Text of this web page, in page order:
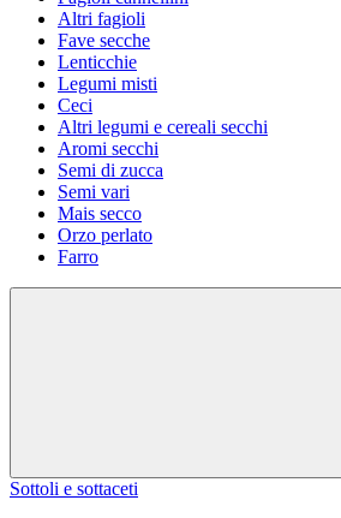
Altri fagioli
Fave secche
Lenticchie
Legumi misti
Ceci
Altri legumi e cereali secchi
Aromi secchi
Semi di zucca
Semi vari
Mais secco
Orzo perlato
Farro
Sottoli e sottaceti